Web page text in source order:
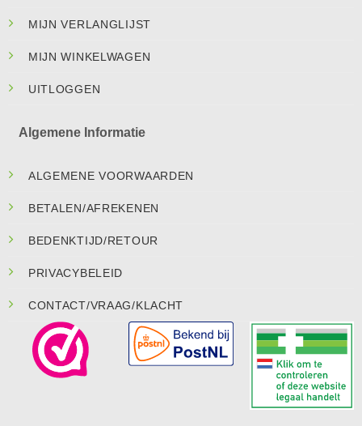
MIJN VERLANGLIJST
MIJN WINKELWAGEN
UITLOGGEN
Algemene Informatie
ALGEMENE VOORWAARDEN
BETALEN/AFREKENEN
BEDENKTIJD/RETOUR
PRIVACYBELEID
CONTACT/VRAAG/KLACHT